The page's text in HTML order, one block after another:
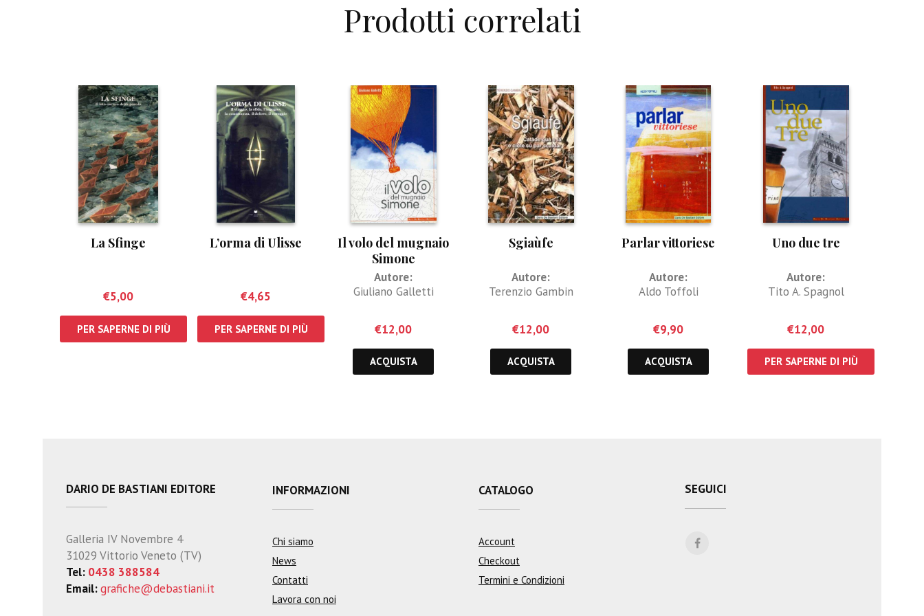
Prodotti correlati
La Sfinge
€5,00
PER SAPERNE DI PIÙ
L’orma di Ulisse
€4,65
PER SAPERNE DI PIÙ
Il volo del mugnaio
Simone
Autore:
Giuliano Galletti
€12,00
ACQUISTA
Sgiaùfe
Autore:
Terenzio Gambin
€12,00
ACQUISTA
Parlar vittoriese
Autore:
Aldo Toffoli
€9,90
ACQUISTA
Uno due tre
Autore:
Tito A. Spagnol
€12,00
PER SAPERNE DI PIÙ
DARIO DE BASTIANI EDITORE
Galleria IV Novembre 4
31029 Vittorio Veneto (TV)
Tel: 0438 388584
Email:grafiche@debastiani.it
INFORMAZIONI
Chi siamo
News
Contatti
Lavora con noi
CATALOGO
Account
Checkout
Termini e Condizioni
SEGUICI